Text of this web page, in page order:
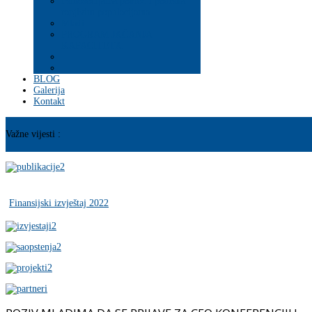
BLOG
Galerija
Kontakt
Važne vijesti :
Finansijski izvještaj 2022